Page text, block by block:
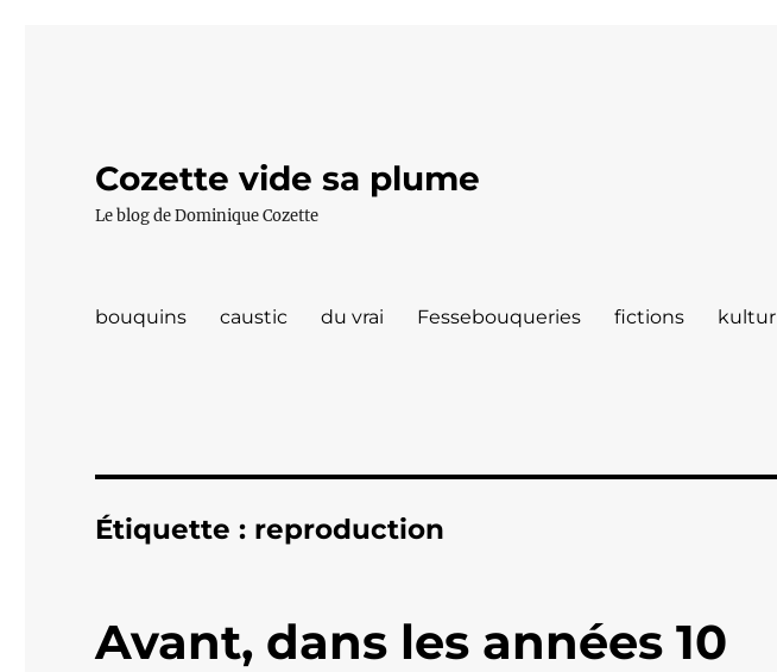
Cozette vide sa plume
Le blog de Dominique Cozette
bouquins caustic du vrai Fessebouqueries fictions kultur
Étiquette : reproduction
Avant, dans les années 10